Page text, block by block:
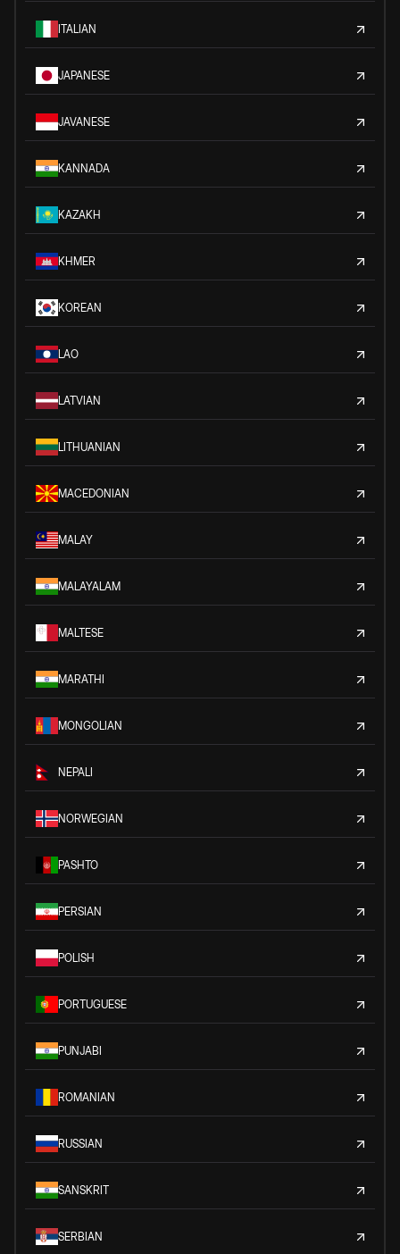
ITALIAN
JAPANESE
JAVANESE
KANNADA
KAZAKH
KHMER
KOREAN
LAO
LATVIAN
LITHUANIAN
MACEDONIAN
MALAY
MALAYALAM
MALTESE
MARATHI
MONGOLIAN
NEPALI
NORWEGIAN
PASHTO
PERSIAN
POLISH
PORTUGUESE
PUNJABI
ROMANIAN
RUSSIAN
SANSKRIT
SERBIAN